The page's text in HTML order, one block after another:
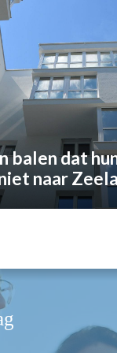
OPINIE
TARIEVEN
balen dat
naar